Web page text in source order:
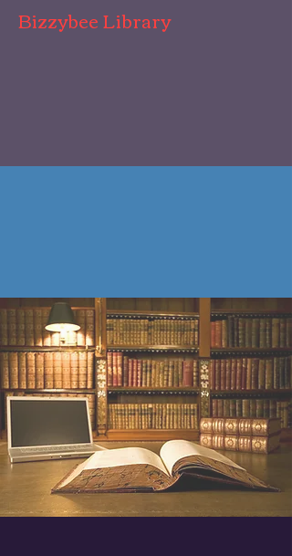
Bizzybee Library